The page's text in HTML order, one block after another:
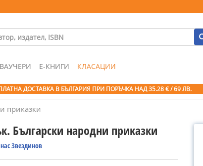
ВАУЧЕРИ Е-КНИГИ КЛАСАЦИИ
ДОСТАВКА В БЪЛГАРИЯ ПРИ ПОРЪЧКА НАД 35.28 € / 69 ЛВ.
приказки
Български народни приказки
Звездинов